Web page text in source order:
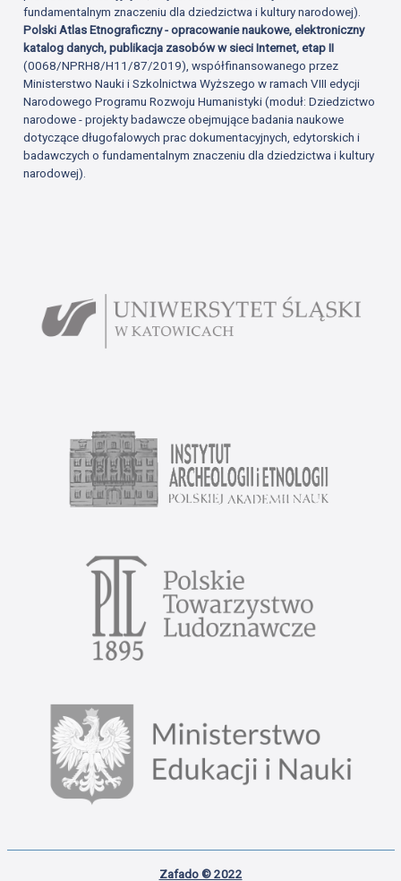
fundamentalnym znaczeniu dla dziedzictwa i kultury narodowej).
Polski Atlas Etnograficzny - opracowanie naukowe, elektroniczny
katalog danych, publikacja zasobów w sieci Internet, etap II
(0068/NPRH8/H11/87/2019), współfinansowanego przez
Ministerstwo Nauki i Szkolnictwa Wyższego w ramach VIII edycji
Narodowego Programu Rozwoju Humanistyki (moduł: Dziedzictwo
narodowe - projekty badawcze obejmujące badania naukowe
dotyczące długofalowych prac dokumentacyjnych, edytorskich i
badawczych o fundamentalnym znaczeniu dla dziedzictwa i kultury
narodowej).
Zafado © 2022